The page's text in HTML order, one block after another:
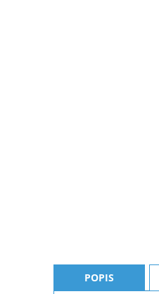
POPIS